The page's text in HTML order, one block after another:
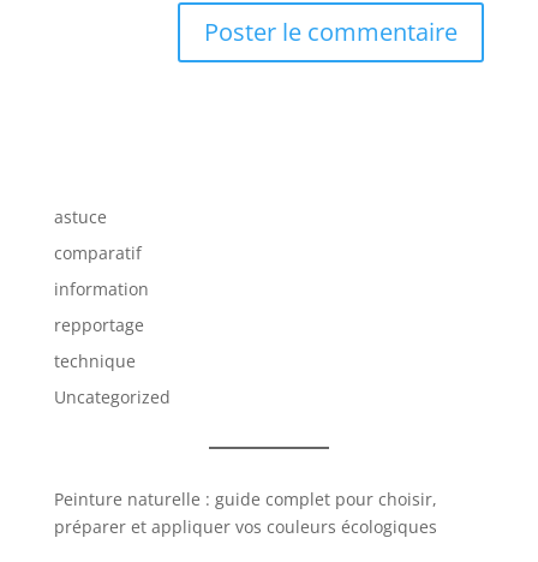
astuce
comparatif
information
repportage
technique
Uncategorized
Peinture naturelle : guide complet pour choisir,
préparer et appliquer vos couleurs écologiques